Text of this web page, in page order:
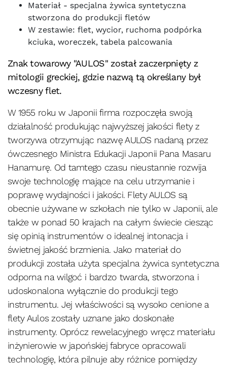
Materiał - specjalna żywica syntetyczna
stworzona do produkcji fletów
W zestawie: flet, wycior, ruchoma podpórka
kciuka, woreczek, tabela palcowania
Znak towarowy "AULOS" został zaczerpnięty z
mitologii greckiej, gdzie nazwą tą określany był
wczesny flet.
W 1955 roku w Japonii firma rozpoczęła swoją
działalność produkując najwyższej jakości flety z
tworzywa otrzymując nazwę AULOS nadaną przez
ówczesnego Ministra Edukacji Japonii Pana Masaru
Hanamurę. Od tamtego czasu nieustannie rozwija
swoje technologię mające na celu utrzymanie i
poprawę wydajności i jakości. Flety AULOS są
obecnie używane w szkołach nie tylko w Japonii, ale
także w ponad 50 krajach na całym świecie ciesząc
się opinią instrumentów o idealnej intonacja i
świetnej jakość brzmienia. Jako materiał do
produkcji została użyta specjalna żywica syntetyczna
odporna na wilgoć i bardzo twarda, stworzona i
udoskonalona wyłącznie do produkcji tego
instrumentu. Jej właściwości są wysoko cenione a
flety Aulos zostały uznane jako doskonałe
instrumenty. Oprócz rewelacyjnego wręcz materiału
inżynierowie w japońskiej fabryce opracowali
technologię, która pilnuje aby różnice pomiędzy